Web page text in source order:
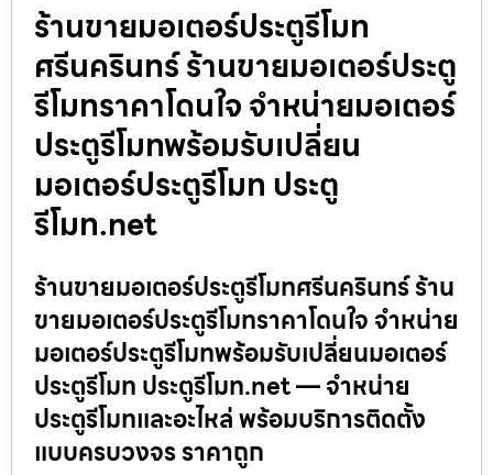
ร้านขายมอเตอร์ประตูรีโมท
ศรีนครินทร์ ร้านขายมอเตอร์ประตู
รีโมทราคาโดนใจ จำหน่ายมอเตอร์
ประตูรีโมทพร้อมรับเปลี่ยน
มอเตอร์ประตูรีโมท ประตู
รีโมท.net
ร้านขายมอเตอร์ประตูรีโมทศรีนครินทร์ ร้าน
ขายมอเตอร์ประตูรีโมทราคาโดนใจ จำหน่าย
มอเตอร์ประตูรีโมทพร้อมรับเปลี่ยนมอเตอร์
ประตูรีโมท ประตูรีโมท.net — จำหน่าย
ประตูรีโมทและอะไหล่ พร้อมบริการติดตั้ง
แบบครบวงจร ราคาถูก